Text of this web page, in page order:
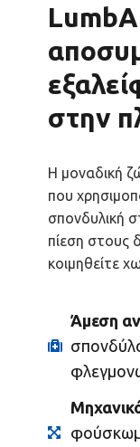
στην
Η μοναδική
που
σπονδυλική
πίεση στους
κοιμηθείτε
Άμεση